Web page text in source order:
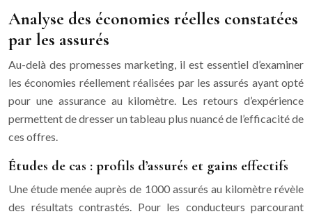
Analyse des économies réelles constatées
par les assurés
Au-delà des promesses marketing, il est essentiel d’examiner
les économies réellement réalisées par les assurés ayant opté
pour une assurance au kilomètre. Les retours d’expérience
permettent de dresser un tableau plus nuancé de l’efficacité de
ces offres.
Études de cas : profils d’assurés et gains effectifs
Une étude menée auprès de 1000 assurés au kilomètre révèle
des résultats contrastés. Pour les conducteurs parcourant